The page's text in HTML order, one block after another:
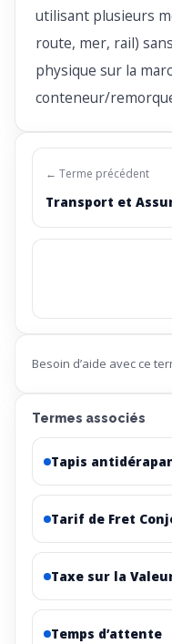
utilisant plusieurs
route, mer, rail)
physique sur la
conteneur/
← Terme précédent
Transport et
Besoin d’aide avec ce
Termes associés
Tapis
Tarif de Fret
Taxe sur la
Temps d’attente